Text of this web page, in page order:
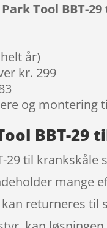
Tool BBT-
år)
kr. 299
og montering
BBT-29
29 til
mange
returneres